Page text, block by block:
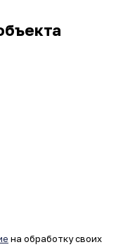
на обработку своих